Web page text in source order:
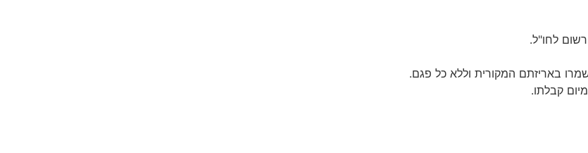
לחו"ל.
באריזתם המקורית וללא כל פגם.